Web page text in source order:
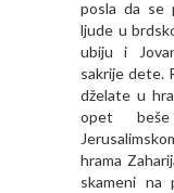
posla da se
ljude u
ubiju i
sakrije dete.
dželate u
opet
hrama
skameni na